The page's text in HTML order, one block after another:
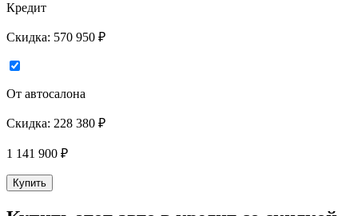
Кредит
Скидка: 570 950 ₽
От автосалона
Скидка: 228 380 ₽
1 141 900 ₽
Купить